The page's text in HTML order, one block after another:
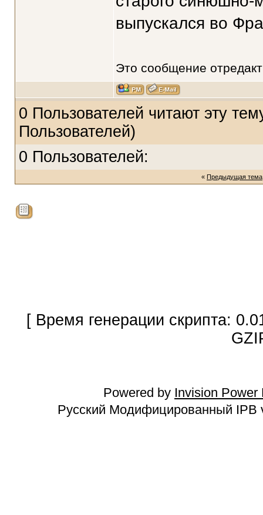
выпускался во
Это сообщение
0 Пользователей читают эту
Пользователей)
0 Пользователей:
« Предыдущая тема
[ Время генерации скрипта:
Powered by Invision Power
Русский Модифицированный IPB